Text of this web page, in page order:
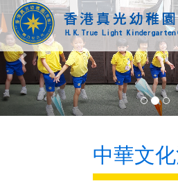
Previous
中華文